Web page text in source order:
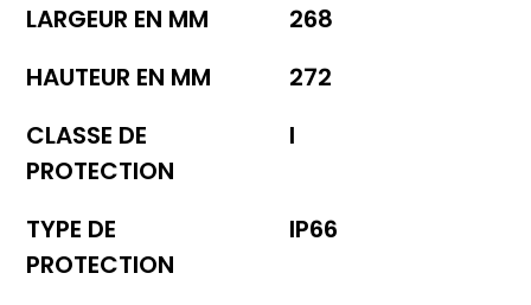
LARGEUR EN MM
268
HAUTEUR EN MM
272
CLASSE DE
PROTECTION
I
TYPE DE
PROTECTION
IP66